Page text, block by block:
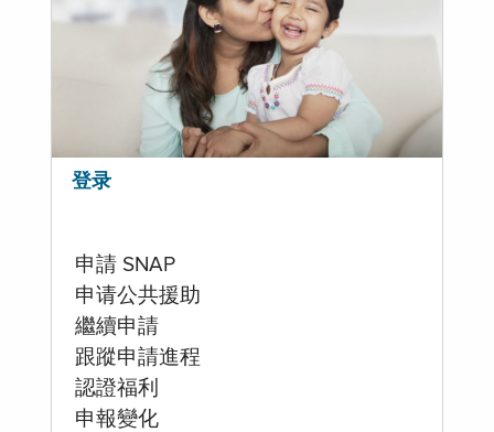
登录
申請 SNAP
申请公共援助
繼續申請
跟蹤申請進程
認證福利
申報變化